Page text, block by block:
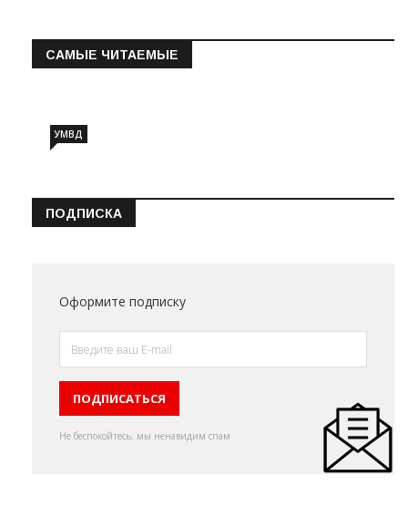
САМЫЕ ЧИТАЕМЫЕ
УМВД
ПОДПИСКА
Оформите подписку
Не беспокойтесь, мы ненавидим спам